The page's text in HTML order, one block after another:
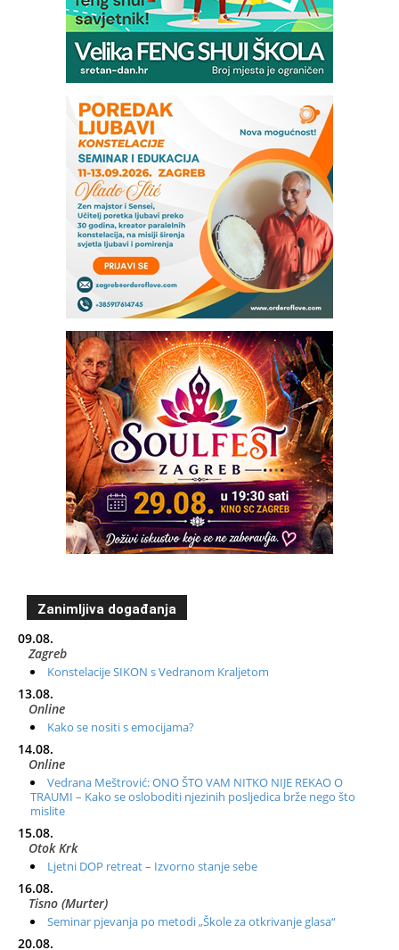
Zanimljiva događanja
09.08.
Zagreb
Konstelacije SIKON s Vedranom Kraljetom
13.08.
Online
Kako se nositi s emocijama?
14.08.
Online
Vedrana Meštrović: ONO ŠTO VAM NITKO NIJE REKAO O
TRAUMI – Kako se osloboditi njezinih posljedica brže nego što
mislite
15.08.
Otok Krk
Ljetni DOP retreat – Izvorno stanje sebe
16.08.
Tisno (Murter)
Seminar pjevanja po metodi „Škole za otkrivanje glasa“
20.08.